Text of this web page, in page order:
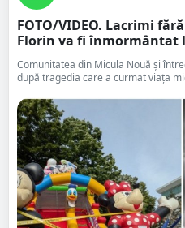
FOTO/VIDEO. Lacrimi
Florin va fi înmormântat
Comunitatea din Micula Nouă și
după tragedia care a curmat viața